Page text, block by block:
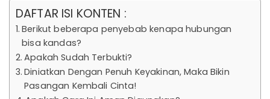
DAFTAR ISI KONTEN :
Berikut beberapa penyebab kenapa hubungan
bisa kandas?
Apakah Sudah Terbukti?
Diniatkan Dengan Penuh Keyakinan, Maka Bikin
Pasangan Kembali Cinta!